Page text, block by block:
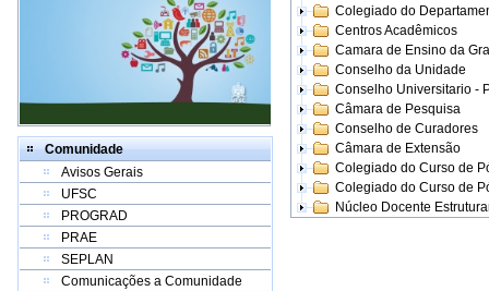
Comunidade
Avisos Gerais
UFSC
PROGRAD
PRAE
SEPLAN
Comunicações a Comunidade
Colegiado do
Centros Acadêmicos
Camara de Ensino da
Conselho da Unidade
Conselho Universitario -
Câmara de Pesquisa
Conselho de Curadores
Câmara de Extensão
Colegiado do Curso de
Colegiado do Curso de
Núcleo Docente